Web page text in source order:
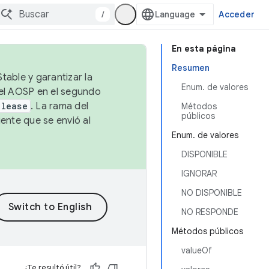
/ Acceder
En esta página
Resumen
Enum. de valores
Métodos
públicos
Enum. de valores
DISPONIBLE
IGNORAR
NO DISPONIBLE
NO RESPONDE
Métodos públicos
valueOf
y garantizar la
AOSP en el segundo
. La rama del
que se envió al